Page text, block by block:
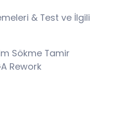
& Test ve İlgili
Sökme Tamir
Rework